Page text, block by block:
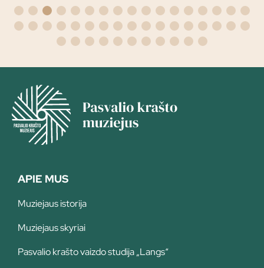
APIE MUS
Muziejaus istorija
Muziejaus skyriai
Pasvalio krašto vaizdo studija „Langs“